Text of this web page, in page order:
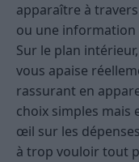
apparaître à
ou une information
Sur le plan
vous apaise
rassurant en
choix simples mais
œil sur les
à trop vouloir tout